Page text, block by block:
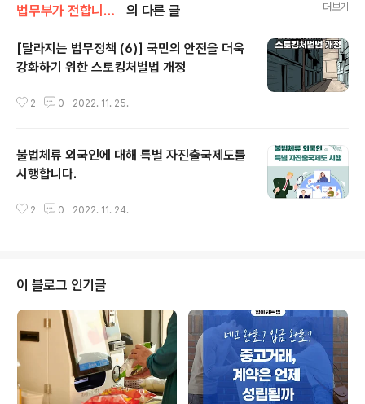
법무부가 전합니다/법무부 카드&툰 의 다른 글 더보기
[달라지는 법무정책 (6)] 국민의 안전을 더욱
강화하기 위한 스토킹처벌법 개정
2 0 2022. 11. 25.
불법체류 외국인에 대해 특별 자진출국제도를
시행합니다.
2 0 2022. 11. 24.
이 블로그 인기글